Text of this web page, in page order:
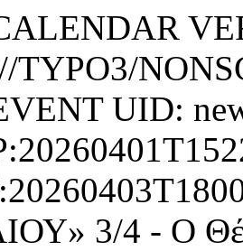
TYPO3/
UID:
3/4 - Ο